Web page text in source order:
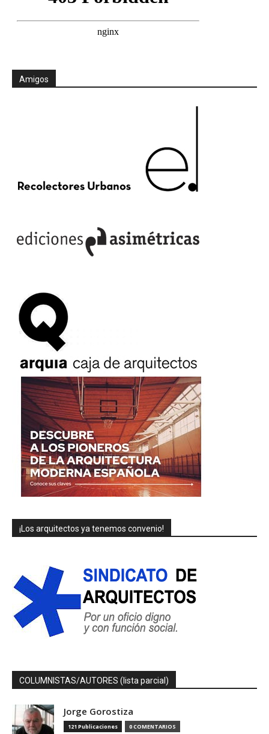
Amigos
¡Los arquitectos ya tenemos convenio!
COLUMNISTAS/AUTORES (lista parcial)
Jorge Gorostiza
121 Publicaciones 0 COMENTARIOS